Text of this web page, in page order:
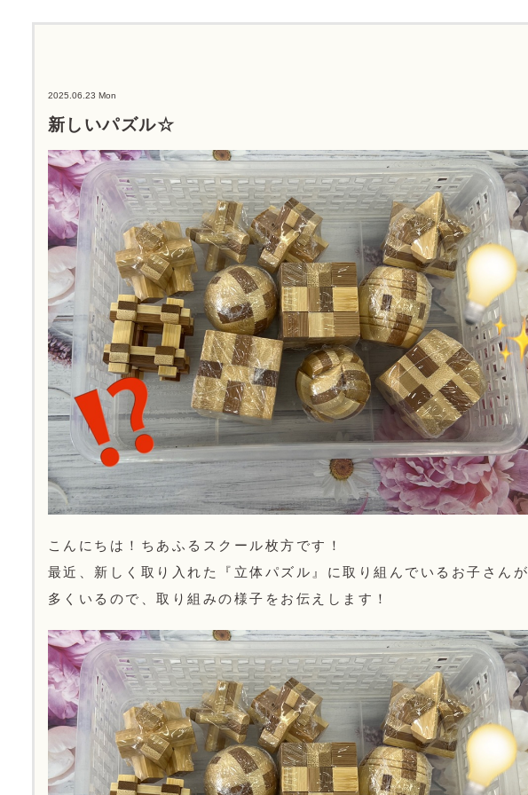
2025.06.23 Mon
新しいパズル☆
こんにちは！ちあふるスクール枚方です！
最近、新しく取り入れた『立体パズル』に取り組んでいるお子さんが
多くいるので、取り組みの様子をお伝えします！